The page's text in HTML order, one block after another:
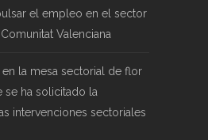
el empleo en el sector
Valenciana
la mesa sectorial de flor
se ha solicitado la
intervenciones sectoriales